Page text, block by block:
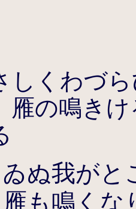
しくわづ
雁の鳴き
ぬ我がと
も鳴くな